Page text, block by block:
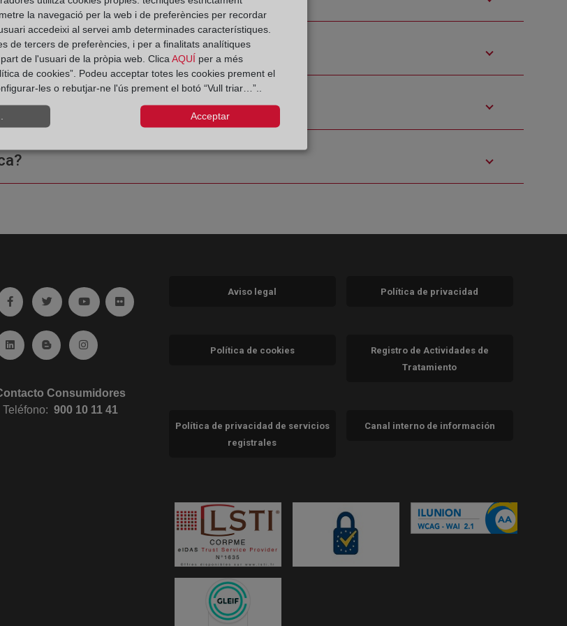
certificación?
Ir a facebook (abre en ventana nueva)
Ir a twitter (abre en ventana nueva)
Ir a YouTube (abre en ventana nueva)
Ir a Flickr (abre en ventana nueva)
Ir a Linkedin (abre en ventana nueva)
Ir al Blog (abre en ventana nueva)
Ir a Instagram (abre en ventana nueva)
Consumidores
Teléfono:900 10 11 41
Aviso legal Política de privacidad
Política de cookies
Registro de Actividades de
Tratamiento
Política de privacidad de servicios
registrales
Canal interno de información
la navegació per la web i de preferències per recordar
accedeixi al servei amb determinades característiques.
de tercers de preferències, i per a finalitats analítiques
de l'usuari de la pròpia web. Clica AQUÍ per a més
de cookies”. Podeu acceptar totes les cookies prement el
les o rebutjar-ne l'ús prement el botó “Vull triar…”..
Acceptar